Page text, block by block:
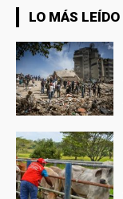
LO MÁS LEÍDO